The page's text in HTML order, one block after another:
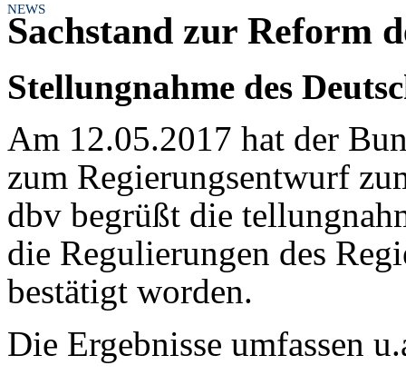
NEWS
Sachstand zur Reform
Stellungnahme des
Am 12.05.2017 hat der
zum Regierungsentwurf
dbv begrüßt die
die Regulierungen des
bestätigt worden.
Die Ergebnisse umfassen